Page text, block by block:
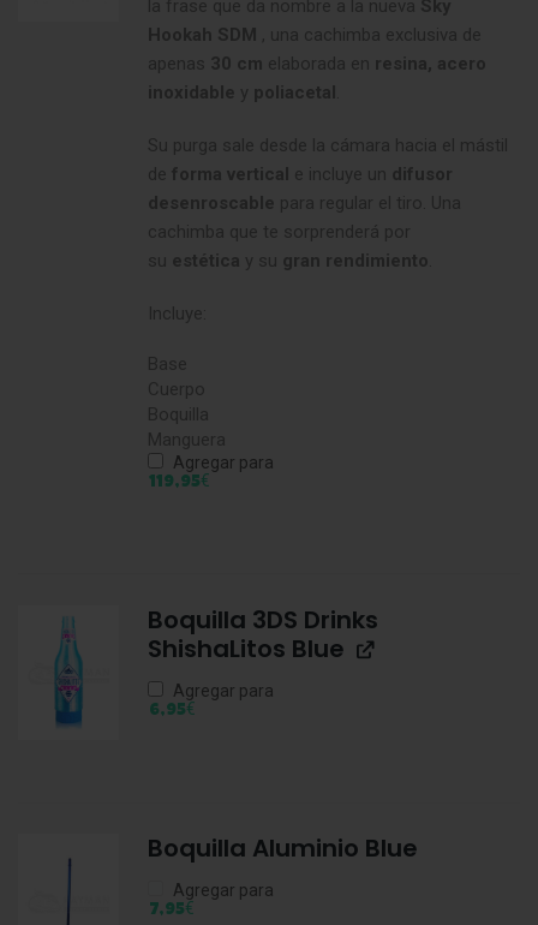
la frase que da nombre a la nueva Sky
Hookah SDM , una cachimba exclusiva de
apenas 30 cm elaborada en resina, acero
inoxidable y poliacetal
Su purga sale desde la cámara hacia el mástil
de forma vertical e incluye un difusor
desenroscable para regular el tiro. Una
cachimba que te sorprenderá por
su estética y su gran rendimiento
Incluye:
Base
Cuerpo
Boquilla
Manguera
Agregar para
119,95€
Boquilla 3DS Drinks
ShishaLitos Blue
Agregar para
6,95€
Boquilla Aluminio Blue
Agregar para
7,95€